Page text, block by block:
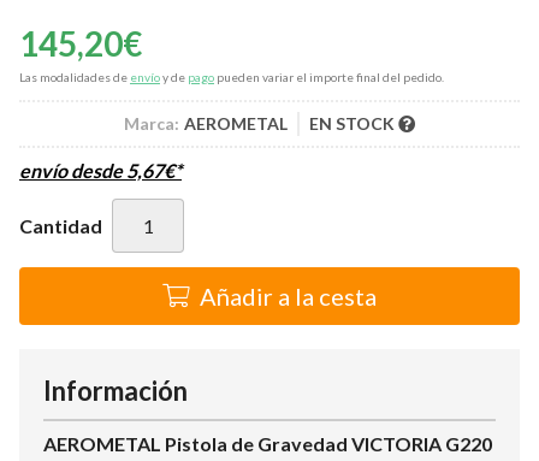
145,20€
Las modalidades de envíoy de pago pueden variar el importe final del pedido.
Marca: AEROMETAL EN STOCK
envío desde5,67€*
Cantidad
Añadir a la cesta
Información
AEROMETAL Pistola de Gravedad VICTORIA G220